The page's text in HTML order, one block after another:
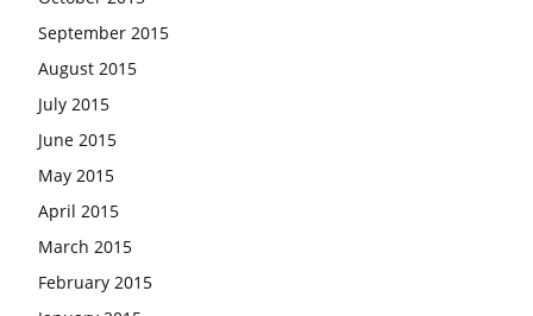
September 2015
August 2015
July 2015
June 2015
May 2015
April 2015
March 2015
February 2015